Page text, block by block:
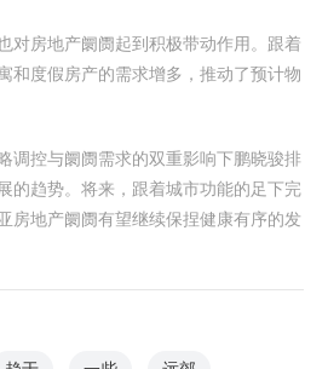
对房地产阛阓起到积极带动作用。跟着
和度假房产的需求增多，推动了预计物
调控与阛阓需求的双重影响下鹏晓骏排
的趋势。将来，跟着城市功能的足下完
房地产阛阓有望继续保捏健康有序的发